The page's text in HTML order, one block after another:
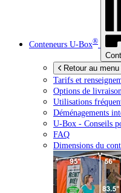
Conteneurs U-Box®
Retour au
Tarifs et
Options de livraison
Utilisations
Déménagements
U-Box - Conseils
FAQ
Dimensions du